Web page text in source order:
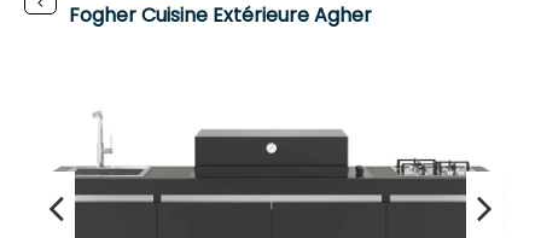
Fogher Cuisine Extérieure Agher